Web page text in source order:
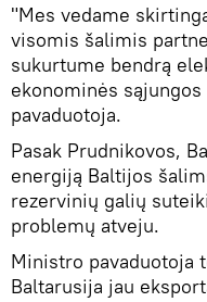
"Mes vedame
visomis šalimis
sukurtume bendrą
ekonominės
pavaduotoja.
Pasak Prudnikovos,
energiją Baltijos
rezervinių galių
problemų atveju.
Ministro pavaduotoja
Baltarusija jau